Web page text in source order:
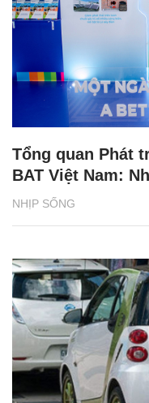
NHỊP SỐNG
Tổng quan Phát
BAT Việt Nam: